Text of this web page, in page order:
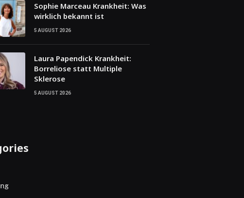
Sophie Marceau Krankheit: Was
wirklich bekannt ist
5 AUGUST 2026
Laura Papendick Krankheit:
Borreliose statt Multiple
Sklerose
5 AUGUST 2026